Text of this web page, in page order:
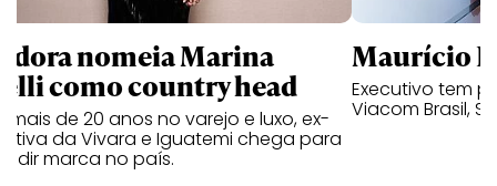
nomeia Marina
como country head
mais de 20 anos no varejo e luxo, ex-
da Vivara e Iguatemi chega para
marca no país.
Maurício
Executivo tem
Viacom Brasil,